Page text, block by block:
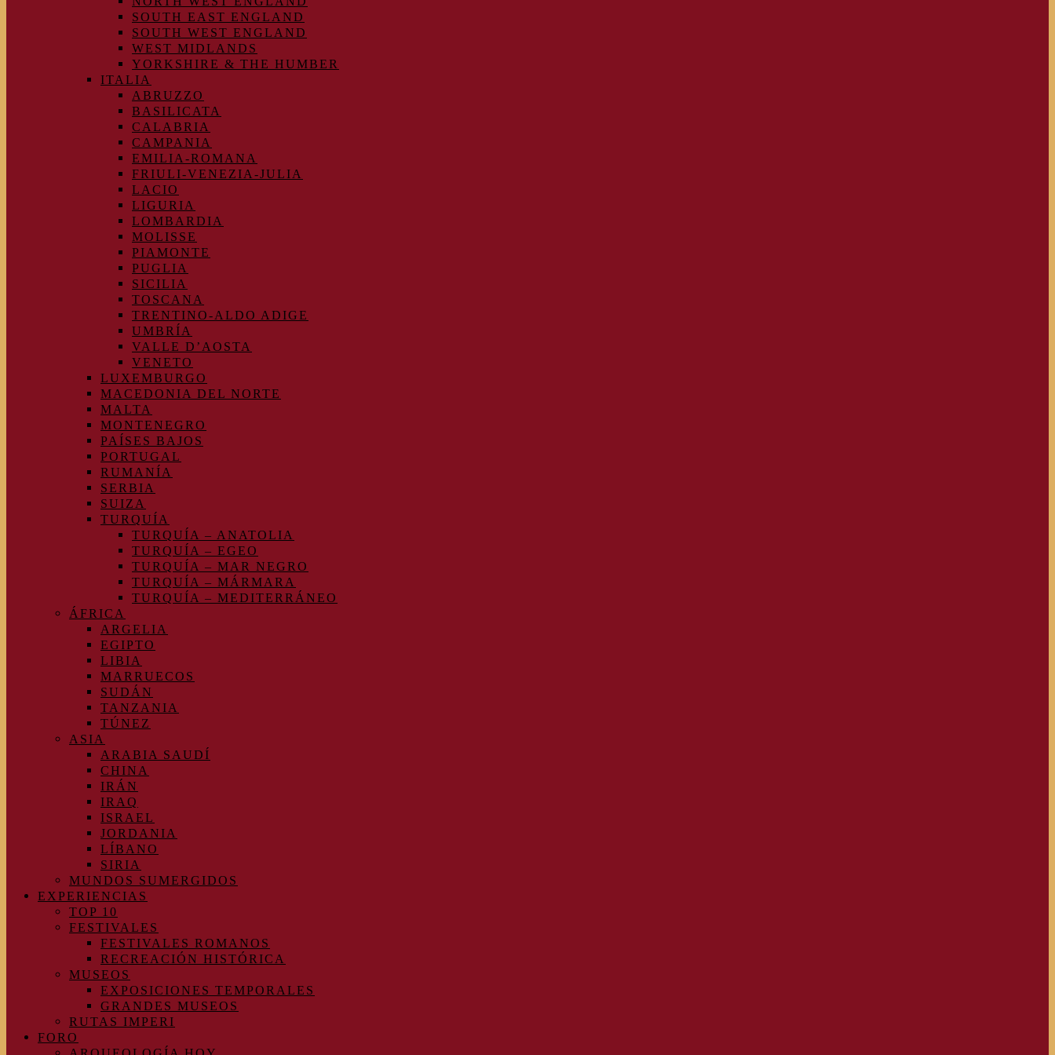
SOUTH EAST ENGLAND
SOUTH WEST ENGLAND
WEST MIDLANDS
YORKSHIRE & THE HUMBER
ITALIA
ABRUZZO
BASILICATA
CALABRIA
CAMPANIA
EMILIA-ROMANA
FRIULI-VENEZIA-JULIA
LACIO
LIGURIA
LOMBARDIA
MOLISSE
PIAMONTE
PUGLIA
SICILIA
TOSCANA
TRENTINO-ALDO ADIGE
UMBRÍA
VALLE D’AOSTA
VENETO
LUXEMBURGO
MACEDONIA DEL NORTE
MALTA
MONTENEGRO
PAÍSES BAJOS
PORTUGAL
RUMANÍA
SERBIA
SUIZA
TURQUÍA
TURQUÍA – ANATOLIA
TURQUÍA – EGEO
TURQUÍA – MAR NEGRO
TURQUÍA – MÁRMARA
TURQUÍA – MEDITERRÁNEO
ÁFRICA
ARGELIA
EGIPTO
LIBIA
MARRUECOS
SUDÁN
TANZANIA
TÚNEZ
ASIA
ARABIA SAUDÍ
CHINA
IRÁN
IRAQ
ISRAEL
JORDANIA
LÍBANO
SIRIA
MUNDOS SUMERGIDOS
EXPERIENCIAS
TOP 10
FESTIVALES
FESTIVALES ROMANOS
RECREACIÓN HISTÓRICA
MUSEOS
EXPOSICIONES TEMPORALES
GRANDES MUSEOS
RUTAS IMPERI
FORO